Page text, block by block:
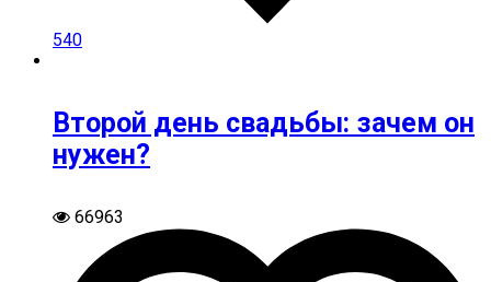
540
Второй день свадьбы: зачем он
нужен?
66963